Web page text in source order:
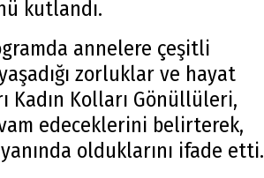
kutlandı.
annelere çeşitli
zorluklar ve hayat
Kadın Kolları Gönüllüleri,
edeceklerini belirterek,
olduklarını ifade etti.